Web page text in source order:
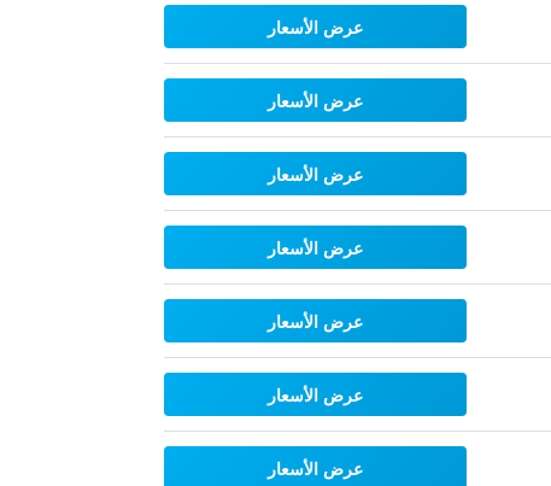
عرض الأسعار
عرض الأسعار
عرض الأسعار
عرض الأسعار
عرض الأسعار
عرض الأسعار
عرض الأسعار